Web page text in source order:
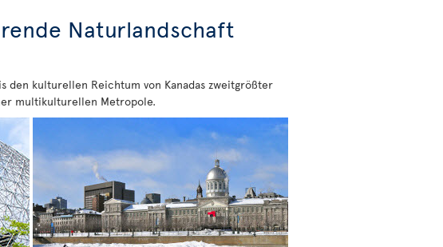
Naturlandschaft
den kulturellen Reichtum von Kanadas zweitgrößter
multikulturellen Metropole.